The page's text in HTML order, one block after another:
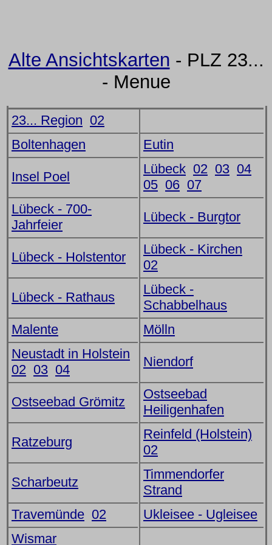
Alte Ansichtskarten - PLZ 23...
- Menue
23... Region 02
Boltenhagen
Eutin
Insel Poel
Lübeck 02 03 04
05 06 07
Lübeck - 700-
Jahrfeier
Lübeck - Burgtor
Lübeck - Holstentor
Lübeck - Kirchen
02
Lübeck - Rathaus
Lübeck -
Schabbelhaus
Malente
Mölln
Neustadt in Holstein
02 03 04
Niendorf
Ostseebad Grömitz
Ostseebad
Heiligenhafen
Ratzeburg
Reinfeld (Holstein)
02
Scharbeutz
Timmendorfer
Strand
Travemünde 02
Ukleisee - Ugleisee
Wismar